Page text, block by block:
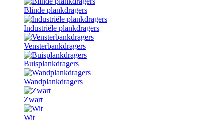
Blinde plankdragers
Industriële plankdragers
Vensterbankdragers
Buisplankdragers
Wandplankdragers
Zwart
Wit